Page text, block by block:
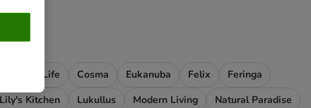
for Life Cosma Eukanuba Felix
Feringa
Lily's Kitchen Lukullus Modern Living
Natural Paradise